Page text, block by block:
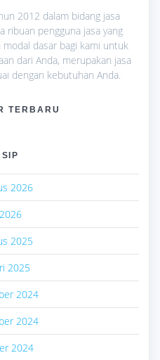
2012 dalam bidang jasa
ribuan pengguna jasa yang
dasar bagi kami untuk
dari Anda, merupakan jasa
dengan kebutuhan Anda.
TERBARU
2026
2025
2025
2024
2024
2024